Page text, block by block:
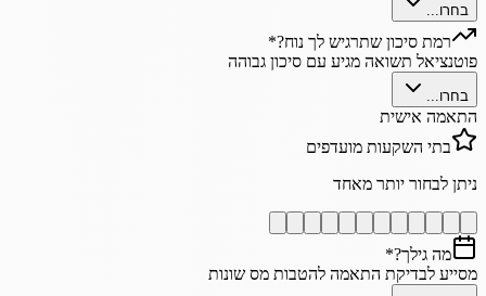
בחרו...
רמת סיכון שתרגיש לך נוח?*
פוטנציאל תשואה מגיע עם סיכון גבוהה
בחרו...
התאמה אישית
בתי השקעות מועדפים
ניתן לבחור יותר מאחד
מה גילך?*
מסייע לבדיקת התאמה להטבות מס שונות